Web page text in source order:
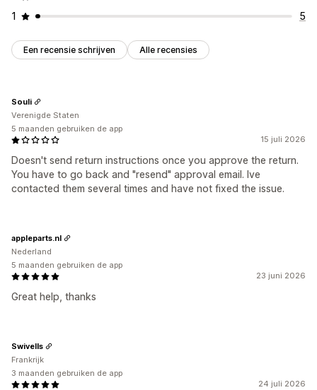
1
5
Een recensie schrijven Alle recensies
15 juli 2026
Doesn't send return instructions once you approve the return.
You have to go back and "resend" approval email. Ive
contacted them several times and have not fixed the issue.
Souli
Verenigde Staten
5 maanden gebruiken de app
23 juni 2026
Great help, thanks
appleparts.nl
Nederland
5 maanden gebruiken de app
24 juli 2026
Swivells
Frankrijk
3 maanden gebruiken de app